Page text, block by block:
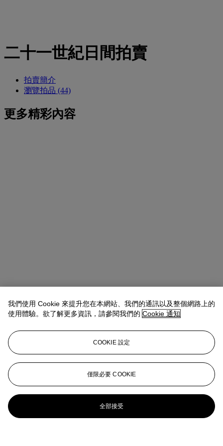
二十一世紀日間拍賣
拍賣簡介
瀏覽拍品 (44)
更多精彩內容
我們使用 Cookie 來提升您在本網站、我們的通訊以及整個網路上的
使用體驗。欲了解更多資訊，請參閱我們的 Cookie 通知
COOKIE 設定
僅限必要 COOKIE
全部接受